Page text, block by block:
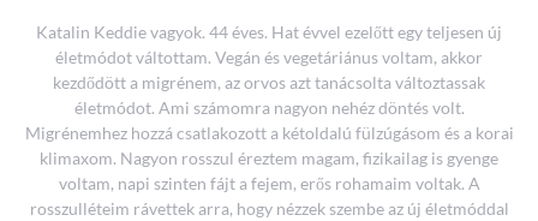
Katalin Keddie vagyok. 44 éves. Hat évvel ezelőtt egy teljesen új
életmódot váltottam. Vegán és vegetáriánus voltam, akkor
kezdődött a migrénem, az orvos azt tanácsolta változtassak
életmódot. Ami számomra nagyon nehéz döntés volt.
Migrénemhez hozzá csatlakozott a kétoldalú fülzúgásom és a korai
klimaxom. Nagyon rosszul éreztem magam, fizikailag is gyenge
voltam, napi szinten fájt a fejem, erős rohamaim voltak. A
rosszulléteim rávettek arra, hogy nézzek szembe az új életmóddal